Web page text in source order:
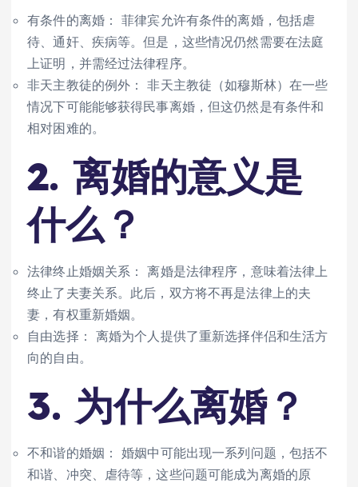
有条件的离婚： 菲律宾允许有条件的离婚，包括虐
待、通奸、疾病等。但是，这些情况仍然需要在法庭
上证明，并需经过法律程序。
非天主教徒的例外： 非天主教徒（如穆斯林）在一些
情况下可能能够获得民事离婚，但这仍然是有条件和
相对困难的。
2. 离婚的意义是
什么？
法律终止婚姻关系： 离婚是法律程序，意味着法律上
终止了夫妻关系。此后，双方将不再是法律上的夫
妻，有权重新婚姻。
自由选择： 离婚为个人提供了重新选择伴侣和生活方
向的自由。
3. 为什么离婚？
不和谐的婚姻： 婚姻中可能出现一系列问题，包括不
和谐、冲突、虐待等，这些问题可能成为离婚的原